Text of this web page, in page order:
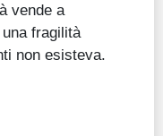
vende a
fragilità
non esisteva.